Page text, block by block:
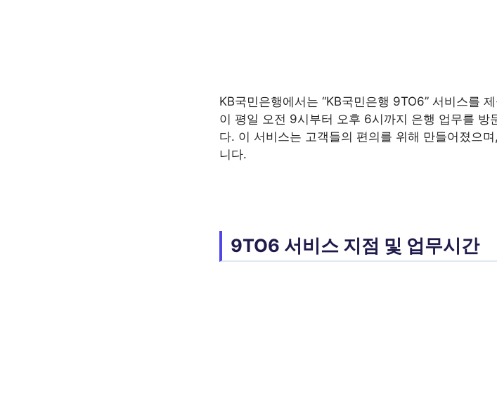
KB국민은행에서는 “KB국민은행 9TO6” 서비스를
이 평일 오전 9시부터 오후 6시까지 은행 업무를 방
다. 이 서비스는 고객들의 편의를 위해 만들어졌으
니다.
9TO6 서비스 지점 및 업무시간